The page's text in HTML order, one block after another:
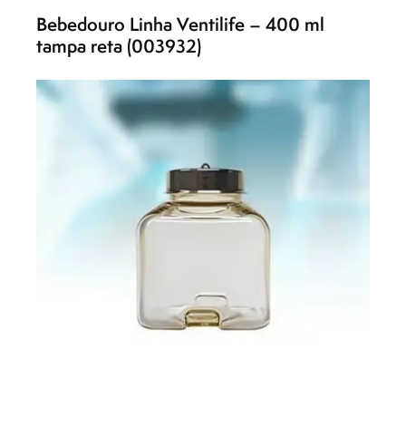
Bebedouro Linha Ventilife – 400 ml
tampa reta (003932)